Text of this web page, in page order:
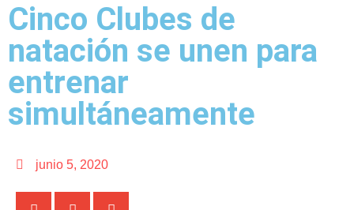
Cinco Clubes de
natación se unen para
entrenar
simultáneamente
junio 5, 2020